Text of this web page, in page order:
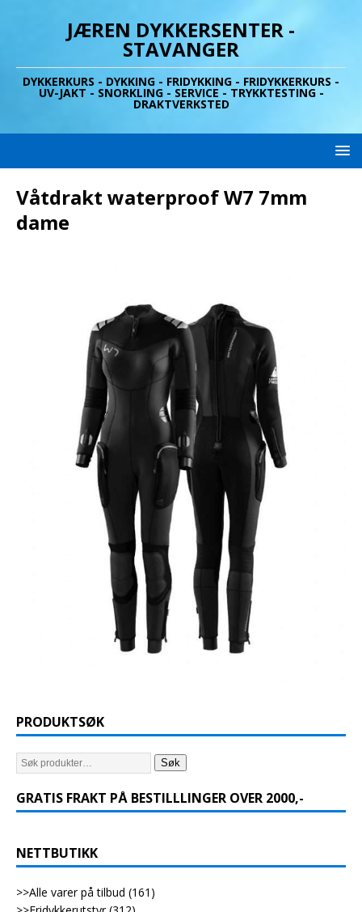
JÆREN DYKKERSENTER -
STAVANGER
DYKKERKURS - DYKKING - FRIDYKKING - FRIDYKKERKURS -
UV-JAKT - SNORKLING - SERVICE - TRYKKTESTING -
DRAKTVERKSTED
Våtdrakt waterproof W7 7mm
dame
PRODUKTSØK
Søk
GRATIS FRAKT PÅ BESTILLLINGER OVER 2000,-
NETTBUTIKK
>>Alle varer på tilbud (161)